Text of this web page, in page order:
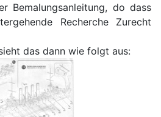
Bemalungsanleitung, do dass
Recherche Zurecht
das dann wie folgt aus: